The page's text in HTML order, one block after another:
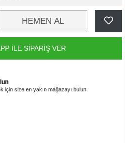
HEMEN AL
İLE SİPARİŞ VER
için size en yakın mağazayı bulun.